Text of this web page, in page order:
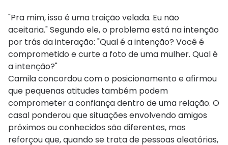
"Pra mim, isso é uma traição velada. Eu não
aceitaria." Segundo ele, o problema está na intenção
por trás da interação: "Qual é a intenção? Você é
comprometido e curte a foto de uma mulher. Qual é
a intenção?"
Camila concordou com o posicionamento e afirmou
que pequenas atitudes também podem
comprometer a confiança dentro de uma relação. O
casal ponderou que situações envolvendo amigos
próximos ou conhecidos são diferentes, mas
reforçou que, quando se trata de pessoas aleatórias,